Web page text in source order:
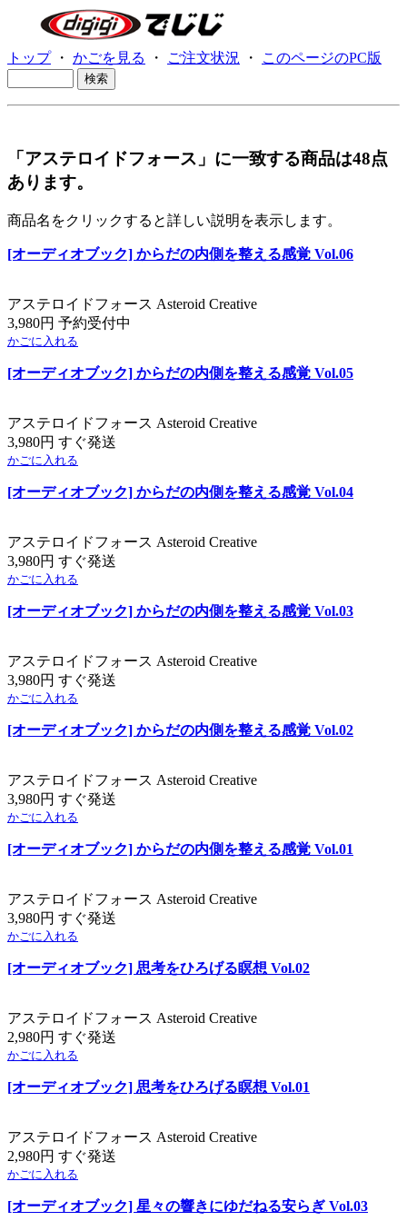
トップ・ かごを見る ・ ご注文状況 ・ このページのPC版
「アステロイドフォース」に一致する商品は48点
あります。
商品名をクリックすると詳しい説明を表示します。
[オーディオブック] からだの内側を整える感覚 Vol.06
アステロイドフォース Asteroid Creative
3,980円 予約受付中
かごに入れる
[オーディオブック] からだの内側を整える感覚 Vol.05
アステロイドフォース Asteroid Creative
3,980円 すぐ発送
かごに入れる
[オーディオブック] からだの内側を整える感覚 Vol.04
アステロイドフォース Asteroid Creative
3,980円 すぐ発送
かごに入れる
[オーディオブック] からだの内側を整える感覚 Vol.03
アステロイドフォース Asteroid Creative
3,980円 すぐ発送
かごに入れる
[オーディオブック] からだの内側を整える感覚 Vol.02
アステロイドフォース Asteroid Creative
3,980円 すぐ発送
かごに入れる
[オーディオブック] からだの内側を整える感覚 Vol.01
アステロイドフォース Asteroid Creative
3,980円 すぐ発送
かごに入れる
[オーディオブック] 思考をひろげる瞑想 Vol.02
アステロイドフォース Asteroid Creative
2,980円 すぐ発送
かごに入れる
[オーディオブック] 思考をひろげる瞑想 Vol.01
アステロイドフォース Asteroid Creative
2,980円 すぐ発送
かごに入れる
[オーディオブック] 星々の響きにゆだねる安らぎ Vol.03